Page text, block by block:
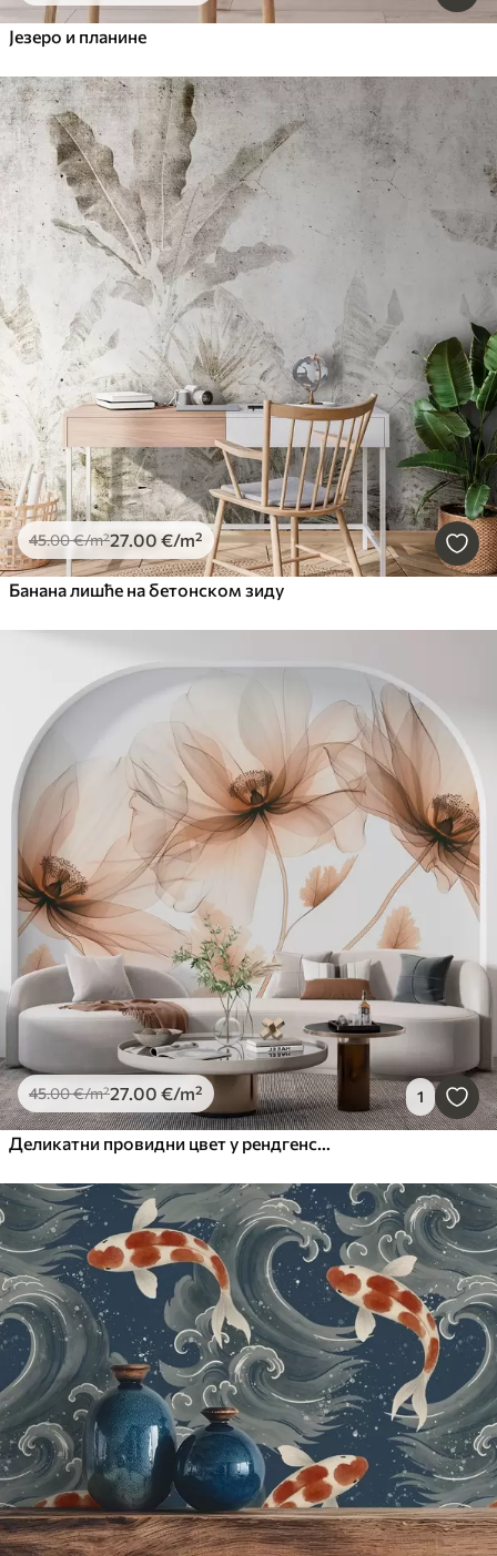
Језеро и планине
45.00€/m²27.00 €/m²
Банана лишће на бетонском зиду
45.00€/m²27.00 €/m² 1
Деликатни провидни цвет у рендгенском стилу на белој позадини Минималистички једнобојни ботанички дизајн